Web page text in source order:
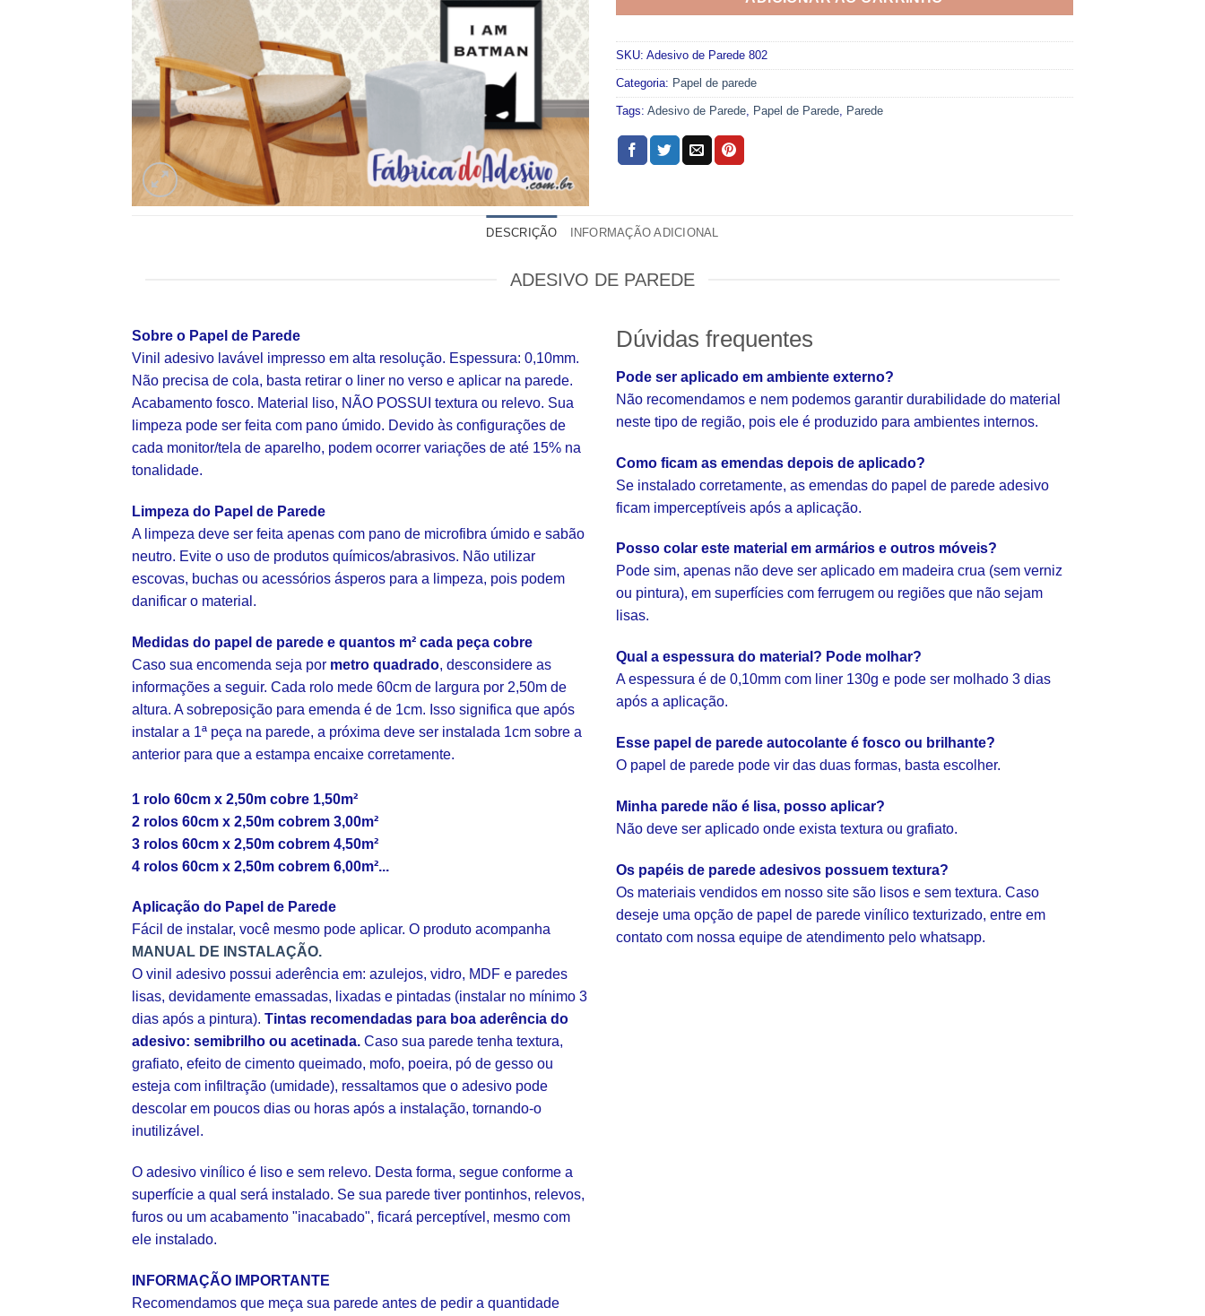
SKU: Adesivo de Parede 802
Categoria: Papel de parede
Tags: Adesivo de Parede Papel de Parede Parede
DESCRIÇÃO INFORMAÇÃO ADICIONAL
ADESIVO DE PAREDE
Sobre o Papel de Parede
Vinil adesivo lavável impresso em alta resolução. Espessura: 0,10mm.
Não precisa de cola, basta retirar o liner no verso e aplicar na parede.
Acabamento fosco. Material liso, NÃO POSSUI textura ou relevo. Sua
limpeza pode ser feita com pano úmido. Devido às configurações de
cada monitor/tela de aparelho, podem ocorrer variações de até 15% na
tonalidade.
Limpeza do Papel de Parede
A limpeza deve ser feita apenas com pano de microfibra úmido e sabão
neutro. Evite o uso de produtos químicos/abrasivos. Não utilizar
escovas, buchas ou acessórios ásperos para a limpeza, pois podem
danificar o material.
Medidas do papel de parede e quantos m² cada peça cobre
Caso sua encomenda seja por metro quadrado, desconsidere as
informações a seguir. Cada rolo mede 60cm de largura por 2,50m de
altura. A sobreposição para emenda é de 1cm. Isso significa que após
instalar a 1ª peça na parede, a próxima deve ser instalada 1cm sobre a
anterior para que a estampa encaixe corretamente.
1 rolo 60cm x 2,50m cobre 1,50m²
2 rolos 60cm x 2,50m cobrem 3,00m²
3 rolos 60cm x 2,50m cobrem 4,50m²
4 rolos 60cm x 2,50m cobrem 6,00m²...
Aplicação do Papel de Parede
Fácil de instalar, você mesmo pode aplicar. O produto acompanha
MANUAL DE INSTALAÇÃO.
O vinil adesivo possui aderência em: azulejos, vidro, MDF e paredes
lisas, devidamente emassadas, lixadas e pintadas (instalar no mínimo 3
dias após a pintura). Tintas recomendadas para boa aderência do
adesivo: semibrilho ou acetinada. Caso sua parede tenha textura,
grafiato, efeito de cimento queimado, mofo, poeira, pó de gesso ou
esteja com infiltração (umidade), ressaltamos que o adesivo pode
descolar em poucos dias ou horas após a instalação, tornando-o
inutilizável.
O adesivo vinílico é liso e sem relevo. Desta forma, segue conforme a
superfície a qual será instalado. Se sua parede tiver pontinhos, relevos,
furos ou um acabamento "inacabado", ficará perceptível, mesmo com
ele instalado.
INFORMAÇÃO IMPORTANTE
Recomendamos que meça sua parede antes de pedir a quantidade
Dúvidas frequentes
Pode ser aplicado em ambiente externo?
Não recomendamos e nem podemos garantir durabilidade do material
neste tipo de região, pois ele é produzido para ambientes internos.
Como ficam as emendas depois de aplicado?
Se instalado corretamente, as emendas do papel de parede adesivo
ficam imperceptíveis após a aplicação.
Posso colar este material em armários e outros móveis?
Pode sim, apenas não deve ser aplicado em madeira crua (sem verniz
ou pintura), em superfícies com ferrugem ou regiões que não sejam
lisas.
Qual a espessura do material? Pode molhar?
A espessura é de 0,10mm com liner 130g e pode ser molhado 3 dias
após a aplicação.
Esse papel de parede autocolante é fosco ou brilhante?
O papel de parede pode vir das duas formas, basta escolher.
Minha parede não é lisa, posso aplicar?
Não deve ser aplicado onde exista textura ou grafiato.
Os papéis de parede adesivos possuem textura?
Os materiais vendidos em nosso site são lisos e sem textura. Caso
deseje uma opção de papel de parede vinílico texturizado, entre em
contato com nossa equipe de atendimento pelo whatsapp.